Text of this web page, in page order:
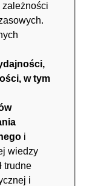
zależności
w tym
i
wiedzy
trudne
i